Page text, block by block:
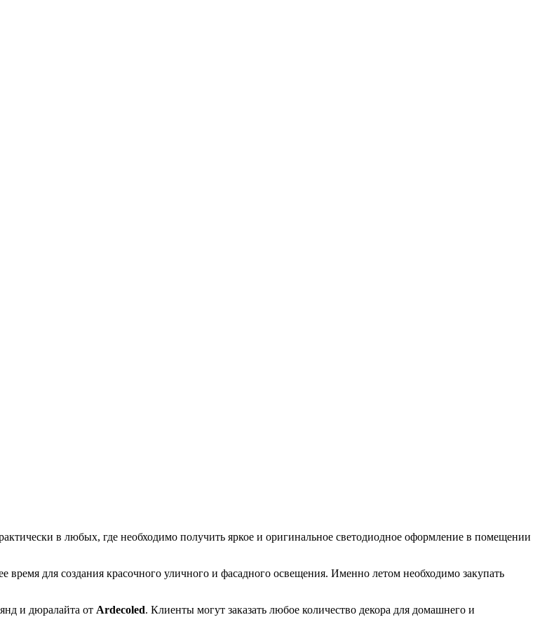
в любых, где необходимо получить яркое и оригинальное светодиодное оформление в помещении
для создания красочного уличного и фасадного освещения. Именно летом необходимо закупать
и дюралайта от Ardecoled. Клиенты могут заказать любое количество декора для домашнего и